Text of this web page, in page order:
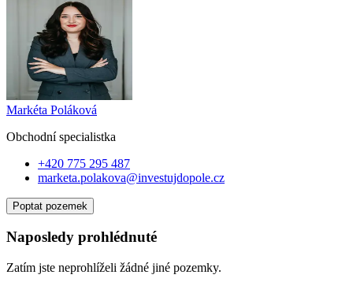
Markéta Poláková
Obchodní specialistka
+420 775 295 487
marketa.polakova@investujdopole.cz
Poptat pozemek
Naposledy prohlédnuté
Zatím jste neprohlíželi žádné jiné pozemky.